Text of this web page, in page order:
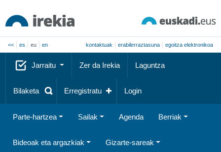
<< es eu en kontaktuak erabilerraztasuna egoitza elektronikoa
Jarraitu Zer da Irekia Laguntza
Bilaketa Erregistratu Login
Parte-hartzea Sailak Agenda Berriak
Bideoak eta argazkiak Gizarte-sareak